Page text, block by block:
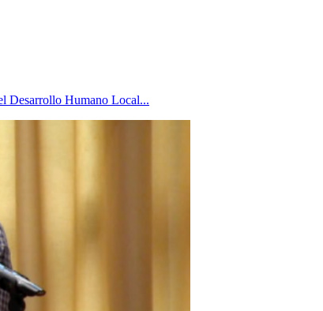
Desarrollo Humano Local...